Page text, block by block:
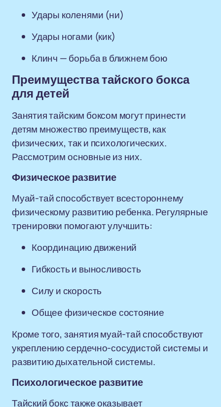
Удары коленями (ни)
Удары ногами (кик)
Клинч — борьба в ближнем бою
Преимущества тайского бокса
для детей
Занятия тайским боксом могут принести
детям множество преимуществ, как
физических, так и психологических.
Рассмотрим основные из них.
Физическое развитие
Муай-тай способствует всестороннему
физическому развитию ребенка. Регулярные
тренировки помогают улучшить:
Координацию движений
Гибкость и выносливость
Силу и скорость
Общее физическое состояние
Кроме того, занятия муай-тай способствуют
укреплению сердечно-сосудистой системы и
развитию дыхательной системы.
Психологическое развитие
Тайский бокс также оказывает